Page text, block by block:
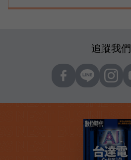
追蹤我們